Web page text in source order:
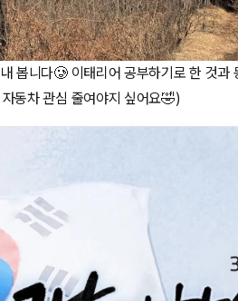
봅니다🥲 이태리어 공부하기로 한 것과
동차 관심 줄여야지 싶어요🤣)